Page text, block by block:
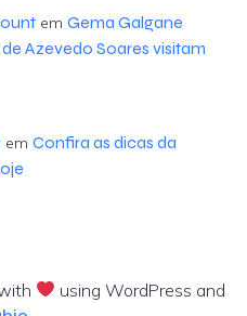
em Gema Galgane
Azevedo Soares visitam
em Confira as dicas da
using WordPress and